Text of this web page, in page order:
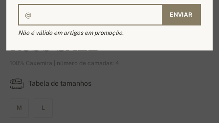
-17%
Robb SALE
100% Caxemira | número de camadas: 4
Tabela de tamanhos
M L
ENVIAR
Não é válido em artigos em promoção.